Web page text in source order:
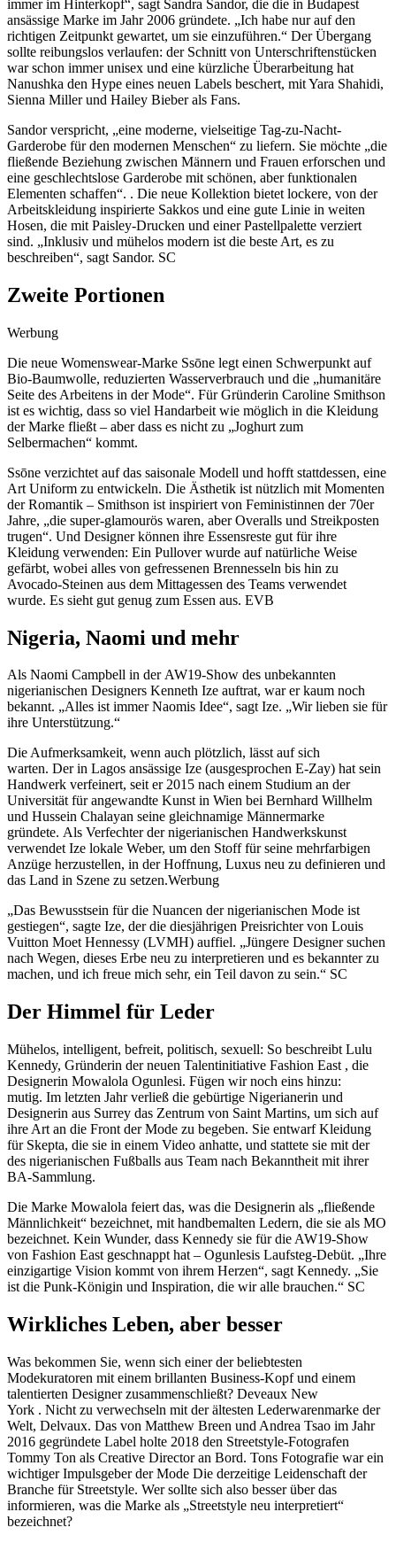
immer im Hinterkopf“, sagt Sandra Sandor, die die in Budapest
ansässige Marke im Jahr 2006 gründete. „Ich habe nur auf den
richtigen Zeitpunkt gewartet, um sie einzuführen.“ Der Übergang
sollte reibungslos verlaufen: der Schnitt von Unterschriftenstücken
war schon immer unisex und eine kürzliche Überarbeitung hat
Nanushka den Hype eines neuen Labels beschert, mit Yara Shahidi,
Sienna Miller und Hailey Bieber als Fans.
Sandor verspricht, „eine moderne, vielseitige Tag-zu-Nacht-
Garderobe für den modernen Menschen“ zu liefern. Sie möchte „die
fließende Beziehung zwischen Männern und Frauen erforschen und
eine geschlechtslose Garderobe mit schönen, aber funktionalen
Elementen schaffen“. . Die neue Kollektion bietet lockere, von der
Arbeitskleidung inspirierte Sakkos und eine gute Linie in weiten
Hosen, die mit Paisley-Drucken und einer Pastellpalette verziert
sind. „Inklusiv und mühelos modern ist die beste Art, es zu
beschreiben“, sagt Sandor. SC
Zweite Portionen
Werbung
Die neue Womenswear-Marke Ssōne legt einen Schwerpunkt auf
Bio-Baumwolle, reduzierten Wasserverbrauch und die „humanitäre
Seite des Arbeitens in der Mode“. Für Gründerin Caroline Smithson
ist es wichtig, dass so viel Handarbeit wie möglich in die Kleidung
der Marke fließt – aber dass es nicht zu „Joghurt zum
Selbermachen“ kommt.
Ssōne verzichtet auf das saisonale Modell und hofft stattdessen, eine
Art Uniform zu entwickeln. Die Ästhetik ist nützlich mit Momenten
der Romantik – Smithson ist inspiriert von Feministinnen der 70er
Jahre, „die super-glamourös waren, aber Overalls und Streikposten
trugen“. Und Designer können ihre Essensreste gut für ihre
Kleidung verwenden: Ein Pullover wurde auf natürliche Weise
gefärbt, wobei alles von gefressenen Brennesseln bis hin zu
Avocado-Steinen aus dem Mittagessen des Teams verwendet
wurde. Es sieht gut genug zum Essen aus. EVB
Nigeria, Naomi und mehr
Als Naomi Campbell in der AW19-Show des unbekannten
nigerianischen Designers Kenneth Ize auftrat, war er kaum noch
bekannt. „Alles ist immer Naomis Idee“, sagt Ize. „Wir lieben sie für
ihre Unterstützung.“
Die Aufmerksamkeit, wenn auch plötzlich, lässt auf sich
warten. Der in Lagos ansässige Ize (ausgesprochen E-Zay) hat sein
Handwerk verfeinert, seit er 2015 nach einem Studium an der
Universität für angewandte Kunst in Wien bei Bernhard Willhelm
und Hussein Chalayan seine gleichnamige Männermarke
gründete. Als Verfechter der nigerianischen Handwerkskunst
verwendet Ize lokale Weber, um den Stoff für seine mehrfarbigen
Anzüge herzustellen, in der Hoffnung, Luxus neu zu definieren und
das Land in Szene zu setzen.Werbung
„Das Bewusstsein für die Nuancen der nigerianischen Mode ist
gestiegen“, sagte Ize, der die diesjährigen Preisrichter von Louis
Vuitton Moet Hennessy (LVMH) auffiel. „Jüngere Designer suchen
nach Wegen, dieses Erbe neu zu interpretieren und es bekannter zu
machen, und ich freue mich sehr, ein Teil davon zu sein.“ SC
Der Himmel für Leder
Mühelos, intelligent, befreit, politisch, sexuell: So beschreibt Lulu
Kennedy, Gründerin der neuen Talentinitiative Fashion East , die
Designerin Mowalola Ogunlesi. Fügen wir noch eins hinzu:
mutig. Im letzten Jahr verließ die gebürtige Nigerianerin und
Designerin aus Surrey das Zentrum von Saint Martins, um sich auf
ihre Art an die Front der Mode zu begeben. Sie entwarf Kleidung
für Skepta, die sie in einem Video anhatte, und stattete sie mit der
des nigerianischen Fußballs aus Team nach Bekanntheit mit ihrer
BA-Sammlung.
Die Marke Mowalola feiert das, was die Designerin als „fließende
Männlichkeit“ bezeichnet, mit handbemalten Ledern, die sie als MO
bezeichnet. Kein Wunder, dass Kennedy sie für die AW19-Show
von Fashion East geschnappt hat – Ogunlesis Laufsteg-Debüt. „Ihre
einzigartige Vision kommt von ihrem Herzen“, sagt Kennedy. „Sie
ist die Punk-Königin und Inspiration, die wir alle brauchen.“ SC
Wirkliches Leben, aber besser
Was bekommen Sie, wenn sich einer der beliebtesten
Modekuratoren mit einem brillanten Business-Kopf und einem
talentierten Designer zusammenschließt? Deveaux New
York . Nicht zu verwechseln mit der ältesten Lederwarenmarke der
Welt, Delvaux. Das von Matthew Breen und Andrea Tsao im Jahr
2016 gegründete Label holte 2018 den Streetstyle-Fotografen
Tommy Ton als Creative Director an Bord. Tons Fotografie war ein
wichtiger Impulsgeber der Mode Die derzeitige Leidenschaft der
Branche für Streetstyle. Wer sollte sich also besser über das
informieren, was die Marke als „Streetstyle neu interpretiert“
bezeichnet?